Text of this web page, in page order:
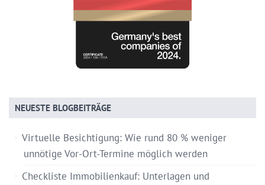
NEUESTE BLOGBEITRÄGE
Virtuelle Besichtigung: Wie rund 80 % weniger
unnötige Vor-Ort-Termine möglich werden
Checkliste Immobilienkauf: Unterlagen und